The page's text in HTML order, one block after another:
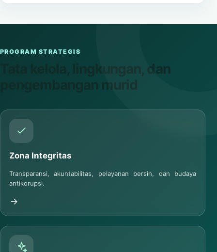
penuh ketela…
Baca Selengkapnya
pengembangan murid
Zona Integritas
Transparansi, akuntabilitas, pelayanan bersih, dan budaya
antikorupsi.